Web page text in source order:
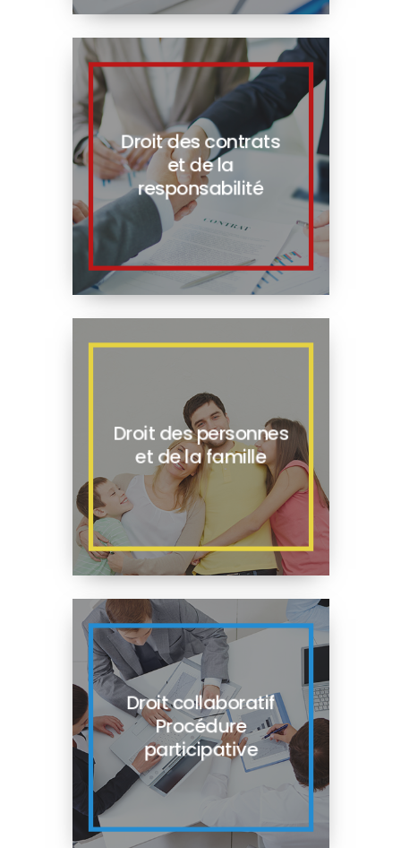
Droit des contrats
et de la
responsabilité
Droit des personnes
et de la famille
Droit collaboratif
Procédure
participative